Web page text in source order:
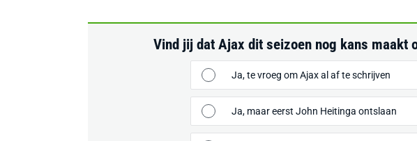
Vind jij dat Ajax dit seizoen nog kans maakt
Ja, te vroeg om Ajax al af te schrijven
Ja, maar eerst John Heitinga ontslaan